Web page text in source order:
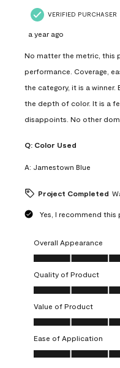
VERIFIED PURCHASER
a year ago
No matter the metric, this
performance. Coverage,
the category, it is a winner.
the depth of color. It is a
disappoints. No other
Q: Color Used
A: Jamestown Blue
Project Completed
Yes, I recommend this
Overall Appearance
Overall Appearance, 5.0
Quality of Product
Quality of Product, 5.0
Value of Product
Value of Product, 5.0
Ease of Application
Ease of Application, 4.0